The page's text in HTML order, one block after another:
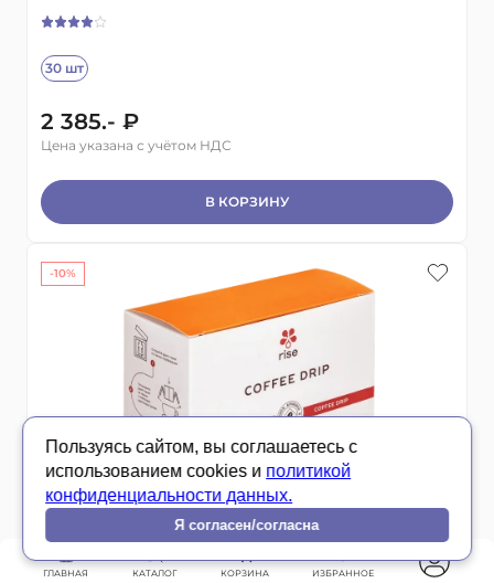
Пользуясь сайтом, вы соглашаетесь с
использованием cookies и политикой
конфиденциальности данных.
Я согласен/согласна
ГЛАВНАЯ КАТАЛОГ КОРЗИНА ИЗБРАННОЕ
30 шт
2 385.- ₽
Цена указана с учётом НДС
В КОРЗИНУ
Rise 83 SCA
-10%